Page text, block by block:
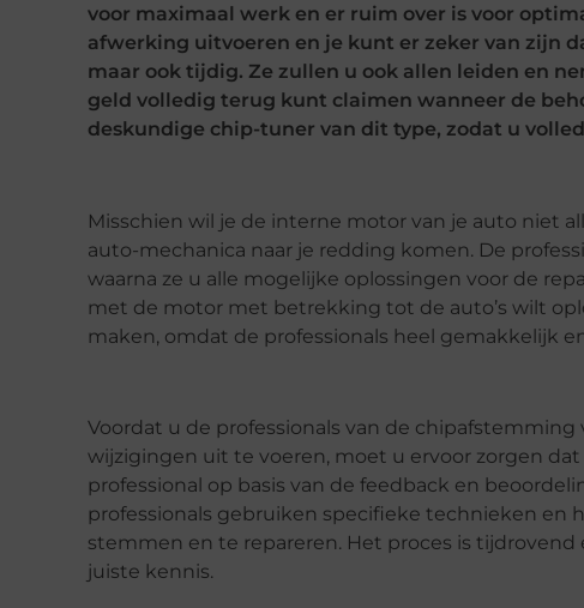
voor maximaal werk en er ruim over is voor
afwerking uitvoeren en je kunt er zeker van zijn
maar ook tijdig. Ze zullen u ook allen leiden en
geld volledig terug kunt claimen wanneer de
deskundige chip-tuner van dit type, zodat u
Misschien wil je de interne motor van je auto niet
auto-mechanica naar je redding komen. De
waarna ze u alle mogelijke oplossingen voor de
met de motor met betrekking tot de auto’s wilt
maken, omdat de professionals heel gemakkelijk
Voordat u de professionals van de
wijzigingen uit te voeren, moet u ervoor zorgen
professional op basis van de feedback en
professionals gebruiken specifieke technieken
stemmen en te repareren. Het proces is
juiste kennis.